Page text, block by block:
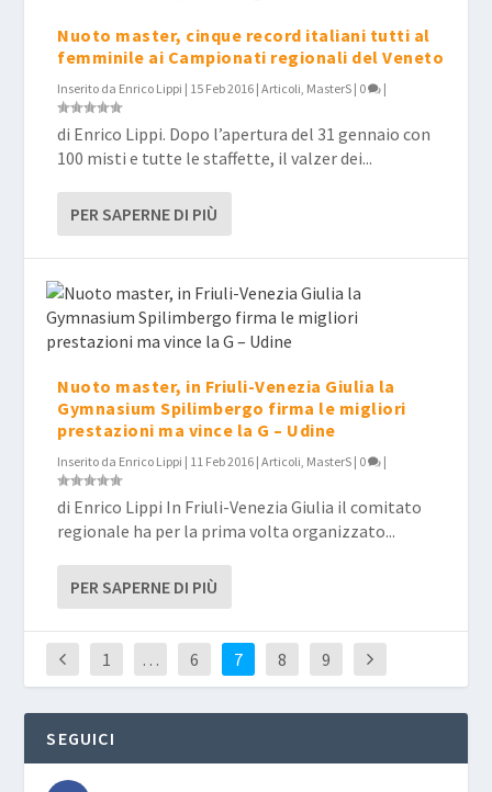
Nuoto master, cinque record italiani tutti al
femminile ai Campionati regionali del Veneto
Inserito da Enrico Lippi | 15 Feb 2016 |Articoli, MasterS | 0 |
di Enrico Lippi. Dopo l’apertura del 31 gennaio con
100 misti e tutte le staffette, il valzer dei...
PER SAPERNE DI PIÙ
Nuoto master, in Friuli-Venezia Giulia la
Gymnasium Spilimbergo firma le migliori
prestazioni ma vince la G – Udine
Inserito da Enrico Lippi | 11 Feb 2016 |Articoli, MasterS | 0 |
di Enrico Lippi In Friuli-Venezia Giulia il comitato
regionale ha per la prima volta organizzato...
PER SAPERNE DI PIÙ
1 … 6 7 8 9
SEGUICI